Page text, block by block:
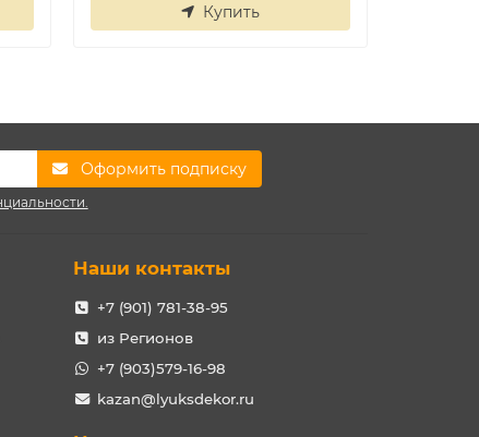
Купить
Оформить подписку
Наши контакты
+7 (901) 781-38-95
из Регионов
+7 (903)579-16-98
kazan@lyuksdekor.ru